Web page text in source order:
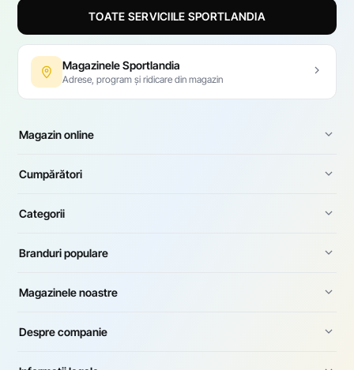
TOATE SERVICIILE SPORTLANDIA
Magazinele Sportlandia
Adrese, program și ridicare din magazin
Magazin online
Cumpărători
Categorii
Branduri populare
Magazinele noastre
Despre companie